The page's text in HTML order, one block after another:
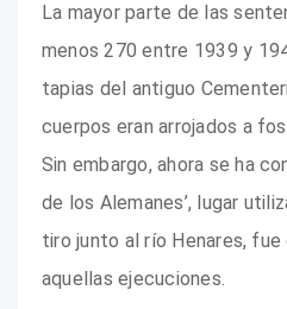
La mayor parte de las
menos 270 entre 1939 y
tapias del antiguo
cuerpos eran arrojados a
Sin embargo, ahora se ha
de los Alemanes’, lugar
tiro junto al río Henares,
aquellas ejecuciones.